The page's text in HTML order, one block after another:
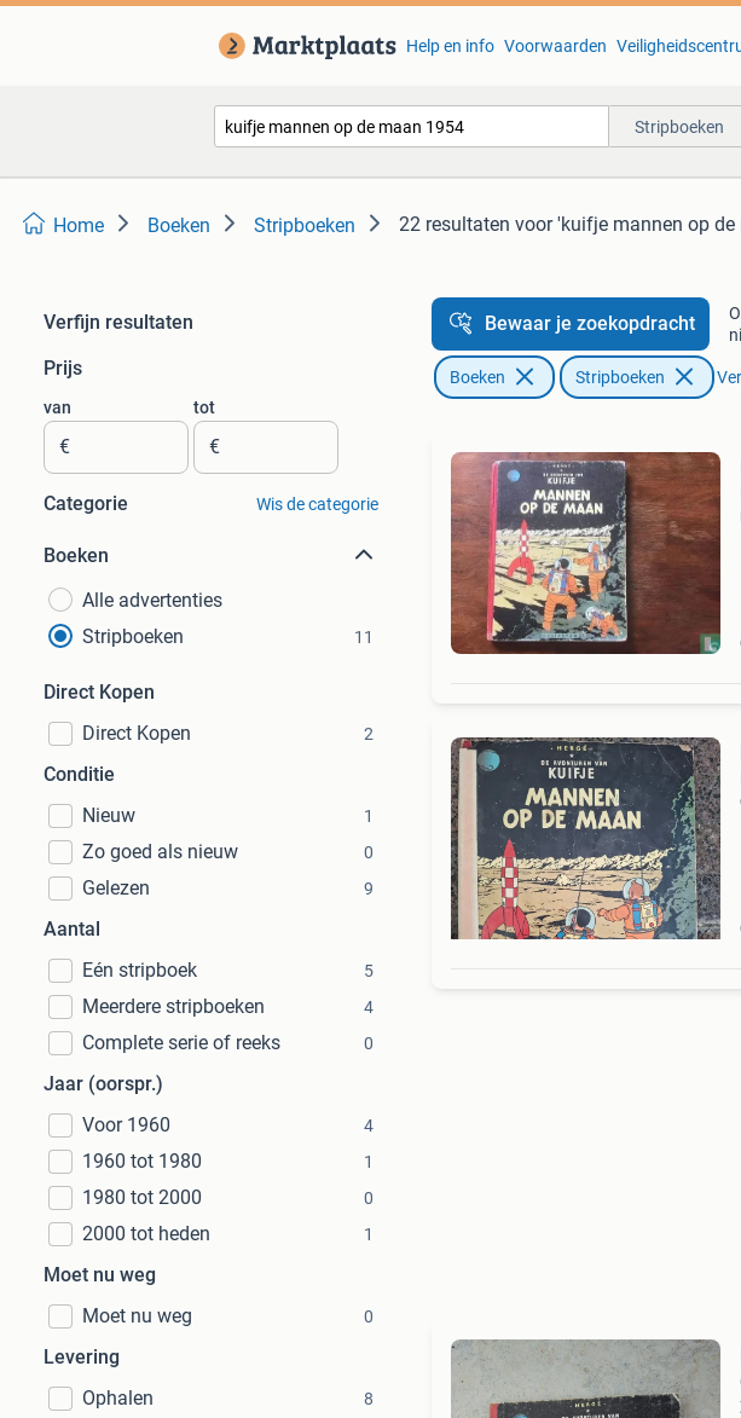
Help en info Voorwaarden
Stripboeken
Home Boeken Stripboeken 22 resultaten voor 'kuifje mannen op de
Verfijn resultaten
Prijs
van
€
tot
€
Categorie Wis de categorie
Boeken
Alle advertenties
Stripboeken
11
Direct Kopen
Direct Kopen
2
Conditie
Nieuw
1
Zo goed als nieuw 0
Gelezen 9
Aantal
Eén stripboek
5
Meerdere stripboeken 4
Complete serie of reeks 0
Jaar (oorspr.)
Voor 1960
4
1960 tot 1980 1
1980 tot 2000 0
2000 tot heden 1
Moet nu weg
Moet nu weg
0
Levering
Ophalen
8
Bewaar je zoekopdracht
Boeken Stripboeken